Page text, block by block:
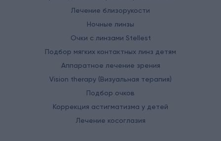
Лечение близорукости
Ночные линзы
Очки с линзами Stellest
Подбор мягких контактных линз детям
Аппаратное лечение зрения
Vision therapy (Визуальная терапия)
Подбор очков
Коррекция астигматизма у детей
Лечение косоглазия